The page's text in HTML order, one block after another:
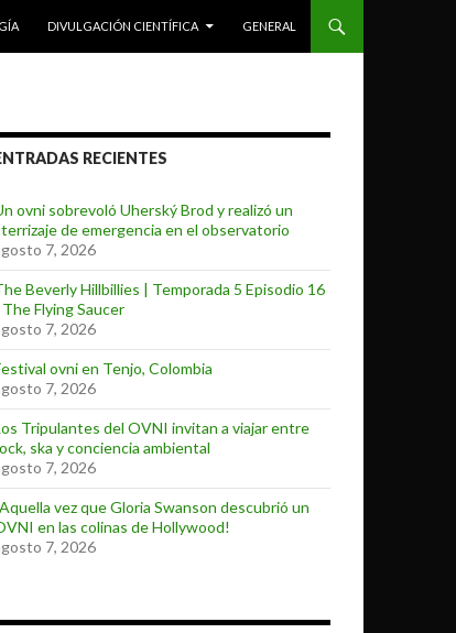
DIVULGACIÓN CIENTÍFICA GENERAL
RECIENTES
ovni sobrevoló Uherský Brod y realizó un
de emergencia en el observatorio
7, 2026
Beverly Hillbillies | Temporada 5 Episodio 16
Flying Saucer
7, 2026
ovni en Tenjo, Colombia
7, 2026
Tripulantes del OVNI invitan a viajar entre
ska y conciencia ambiental
7, 2026
vez que Gloria Swanson descubrió un
en las colinas de Hollywood!
7, 2026